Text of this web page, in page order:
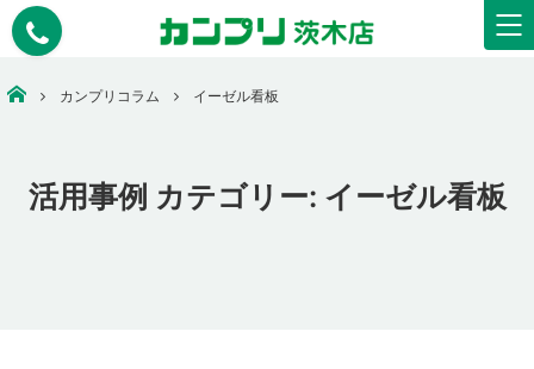
安いコピー・印刷・ウェアプリント・看板作成なら【カンプリ茨木店】
カンプリコラム イーゼル看板
活用事例 カテゴリー: イーゼル看板